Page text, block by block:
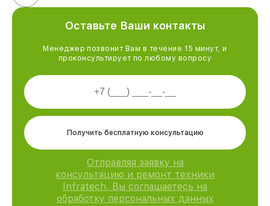
Оставьте Ваши контакты
Менеджер позвонит Вам в течение 15 минут, и
проконсультирует по любому вопросу
Получить бесплатную консультацию
Отправляя заявку на
консультацию и ремонт техники
Infratech, Вы соглашаетесь на
обработку персональных данных